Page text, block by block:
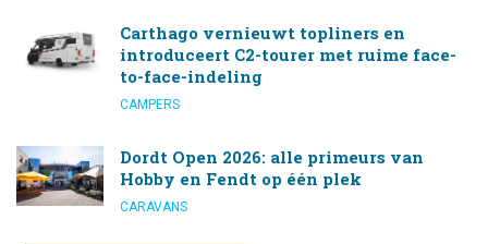
Carthago vernieuwt topliners en
introduceert C2-tourer met ruime face-
to-face-indeling
CAMPERS
Dordt Open 2026: alle primeurs van
Hobby en Fendt op één plek
CARAVANS